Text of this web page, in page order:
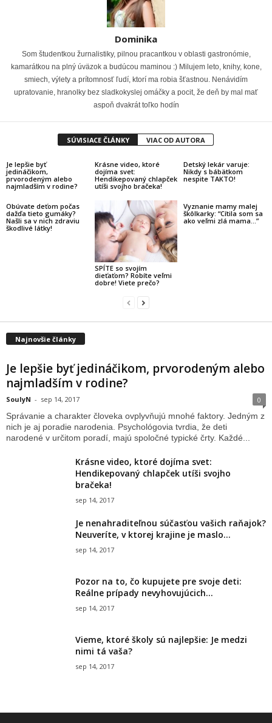
Dominika
Som študentkou žurnalistiky, pilnou pracantkou v oblasti gastronómie,
kamarátkou na plný úväzok a budúcou maminou :) Milujem leto, knihy, kone,
smiech, výlety a prítomnosť ľudí, ktorí ma robia šťastnou. Nenávidím
upratovanie, hranolky bez sladkokyslej omáčky a pocit, že deň by mal mať
aspoň dvakrát toľko hodín
SÚVISIACE ČLÁNKY VIAC OD AUTORA
Je lepšie byť
jedináčikom,
prvorodeným alebo
najmladším v rodine?
Krásne video, ktoré
dojíma svet:
Hendikepovaný chlapček
utíši svojho bračeka!
Detský lekár varuje:
Nikdy s bábätkom
nespite TAKTO!
Obúvate deťom počas
dažďa tieto gumáky?
Našli sa v nich zdraviu
škodlivé látky!
SPÍTE so svojím
dieťaťom? Robíte veľmi
dobre! Viete prečo?
Vyznanie mamy malej
škôlkarky: “Cítila som sa
ako veľmi zlá mama…”
Najnovšie články
Je lepšie byť jedináčikom, prvorodeným alebo
najmladším v rodine?
SoulyN - sep 14, 2017 0
Správanie a charakter človeka ovplyvňujú mnohé faktory. Jedným z
nich je aj poradie narodenia. Psychológovia tvrdia, že deti
narodené v určitom poradí, majú spoločné typické črty. Každé...
Krásne video, ktoré dojíma svet:
Hendikepovaný chlapček utíši svojho
bračeka!
sep 14, 2017
Je nenahraditeľnou súčasťou vašich raňajok?
Neuveríte, v ktorej krajine je maslo...
sep 14, 2017
Pozor na to, čo kupujete pre svoje deti:
Reálne prípady nevyhovujúcich...
sep 14, 2017
Vieme, ktoré školy sú najlepšie: Je medzi
nimi tá vaša?
sep 14, 2017